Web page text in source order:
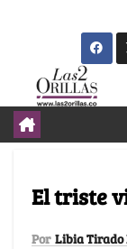
El triste
Por Libia Tirado